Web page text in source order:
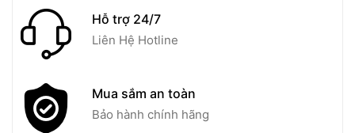
Hỗ trợ 24/7
Liên Hệ Hotline
Mua sắm an toàn
Bảo hành chính hãng